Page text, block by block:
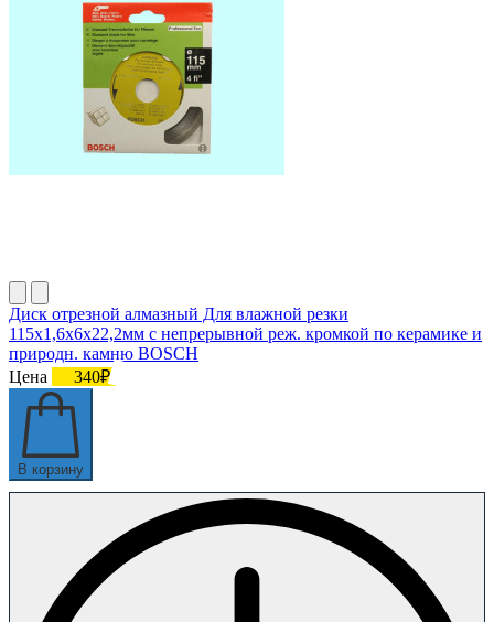
Диск отрезной алмазный Для влажной резки
115х1,6х6х22,2мм с непрерывной реж. кромкой по керамике и
природн. камню BOSCH
Цена
340₽
В корзину